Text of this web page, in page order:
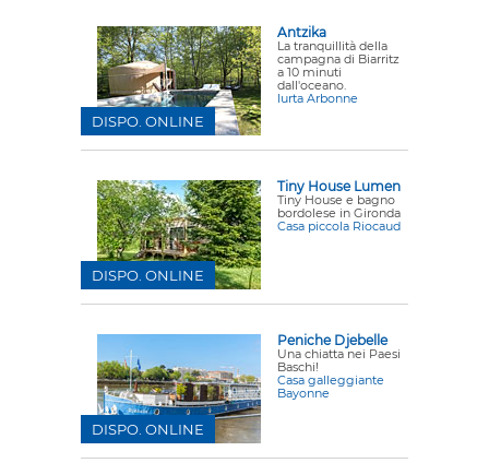
Antzika
La tranquillità della
campagna di Biarritz
a 10 minuti
dall'oceano.
Iurta Arbonne
DISPO. ONLINE
Tiny House Lumen
Tiny House e bagno
bordolese in Gironda
Casa piccola Riocaud
DISPO. ONLINE
Peniche Djebelle
Una chiatta nei Paesi
Baschi!
Casa galleggiante
Bayonne
DISPO. ONLINE